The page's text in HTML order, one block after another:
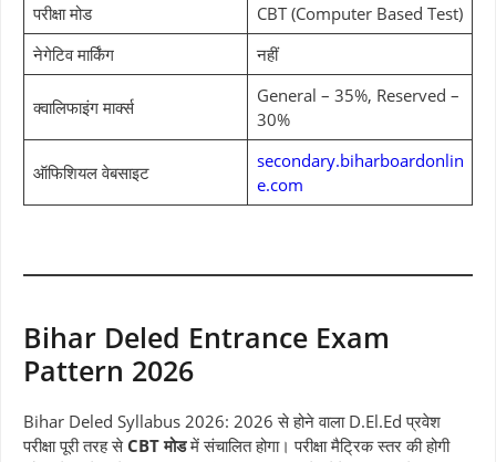
परीक्षा मोड
CBT (Computer Based Test)
नेगेटिव मार्किंग
नहीं
क्वालिफाइंग मार्क्स
General – 35%, Reserved –
30%
ऑफिशियल वेबसाइट
secondary.biharboardonlin
e.com
Bihar Deled Entrance Exam
Pattern 2026
Bihar Deled Syllabus 2026: 2026 से होने वाला D.El.Ed प्रवेश
परीक्षा पूरी तरह से CBT मोडमें संचालित होगा। परीक्षा मैट्रिक स्तर की होगी